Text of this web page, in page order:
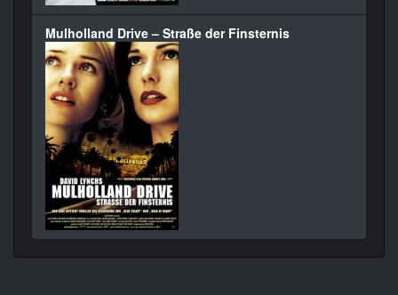
Mulholland Drive – Straße der Finsternis